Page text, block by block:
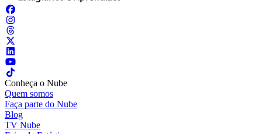
Conheça o Nube
Quem somos
Faça parte do Nube
Blog
TV Nube